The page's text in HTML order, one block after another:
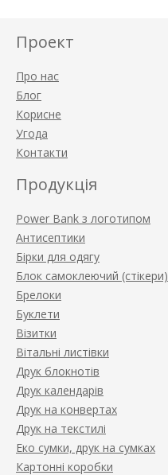
Проект
Про нас
Блог
Корисне
Угода
Контакти
Продукція
Power Bank з логотипом
Антисептики
Бірки для одягу
Блок самоклеючий (стікери)
Брелоки
Буклети
Візитки
Вітальні листівки
Друк блокнотів
Друк календарів
Друк на конвертах
Друк на текстилі
Еко сумки, друк на сумках
Картонні коробки